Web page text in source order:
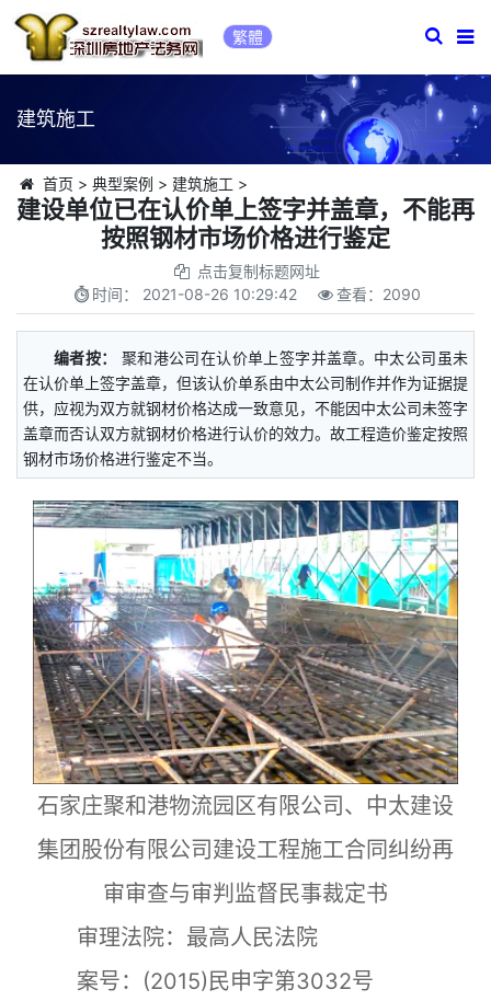
繁體
建筑施工
首页 > 典型案例 > 建筑施工 >
建设单位已在认价单上签字并盖章，不能再
按照钢材市场价格进行鉴定
点击复制标题网址
时间： 2021-08-26 10:29:42 查看： 2090
编者按：
聚和港公司在认价单上签字并盖章。中太公司虽未
在认价单上签字盖章，但该认价单系由中太公司制作并作为证据提
供，应视为双方就钢材价格达成一致意见，不能因中太公司未签字
盖章而否认双方就钢材价格进行认价的效力。故工程造价鉴定按照
钢材市场价格进行鉴定不当。
石家庄聚和港物流园区有限公司、中太建设
集团股份有限公司建设工程施工合同纠纷再
审审查与审判监督民事裁定书
审理法院：最高人民法院
案号：(2015)民申字第3032号